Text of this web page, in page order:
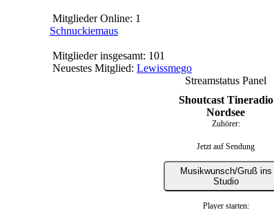
Mitglieder Online: 1
Schnuckiemaus
Mitglieder insgesamt: 101
Neuestes Mitglied: Lewissmego
Streamstatus Panel
Shoutcast Tineradio
Nordsee
Zuhörer:
Jetzt auf Sendung
Musikwunsch/Gruß ins
Studio
Player starten: